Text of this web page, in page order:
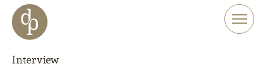
Zum Haupt-Inhalt springen
Zur Navigation springen
Zur Website-Suche springen
Interview